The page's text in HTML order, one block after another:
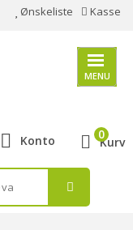
Ønskeliste Kasse
MENU
Konto Kurv
0